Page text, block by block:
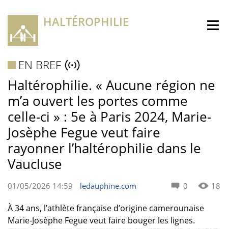
HALTÉROPHILIE
EN BREF
Haltérophilie. « Aucune région ne
m’a ouvert les portes comme
celle-ci » : 5e à Paris 2024, Marie-
Josèphe Fegue veut faire
rayonner l’haltérophilie dans le
Vaucluse
0 18
01/05/2026 14:59 ledauphine.com
À 34 ans, l’athlète française d’origine camerounaise
Marie-Josèphe Fegue veut faire bouger les lignes.